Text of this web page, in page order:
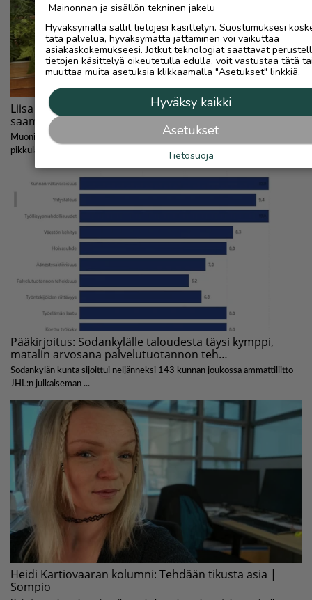
Mainonnan ja sisällön tekninen jakelu
Hyväksymällä sallit tietojesi käsittelyn. Suostumuksesi
tätä palvelua, hyväksymättä jättäminen voi vaikuttaa
asiakaskokemukseesi. Jotkut teknologiat saattavat
tietojen käsittelyä oikeutetulla edulla, voit vastustaa tätä
muuttaa muita asetuksia klikkaamalla "Asetukset" linkkiä.
Hyväksy kaikki
Asetukset
Tietosuoja